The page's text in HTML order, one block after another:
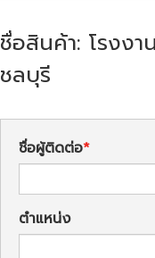
ชื่อสินค้า: โรงง
ชลบุรี
ชื่อผู้ติดต่อ
ตำแหน่ง